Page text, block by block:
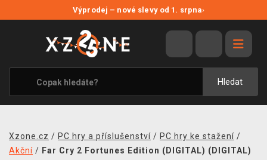
Výprodej – nové slevy od 1. srpna›
Hledat
VÝPRODEJ
VIDEOHRY
XZONE ORIGINALS
TÉMATIKY
MERCHANDISE
Xzone.cz / PC hry a příslušenství / PC hry ke stažení /
Akční / Far Cry 2 Fortunes Edition (DIGITAL) (DIGITAL)